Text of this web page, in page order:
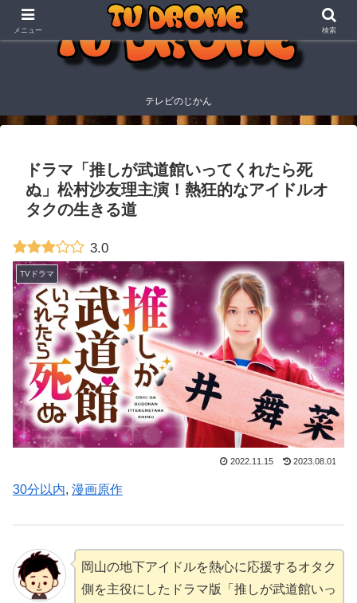
テレビのじかん
ドラマ「推しが武道館いってくれたら死
ぬ」松村沙友理主演！熱狂的なアイドルオ
タクの生きる道
3.0
TVドラマ
2022.11.15 2023.08.01
30分以内, 漫画原作
岡山の地下アイドルを熱心に応援するオタク
側を主役にしたドラマ版「推しが武道館いっ
メニュー 検索